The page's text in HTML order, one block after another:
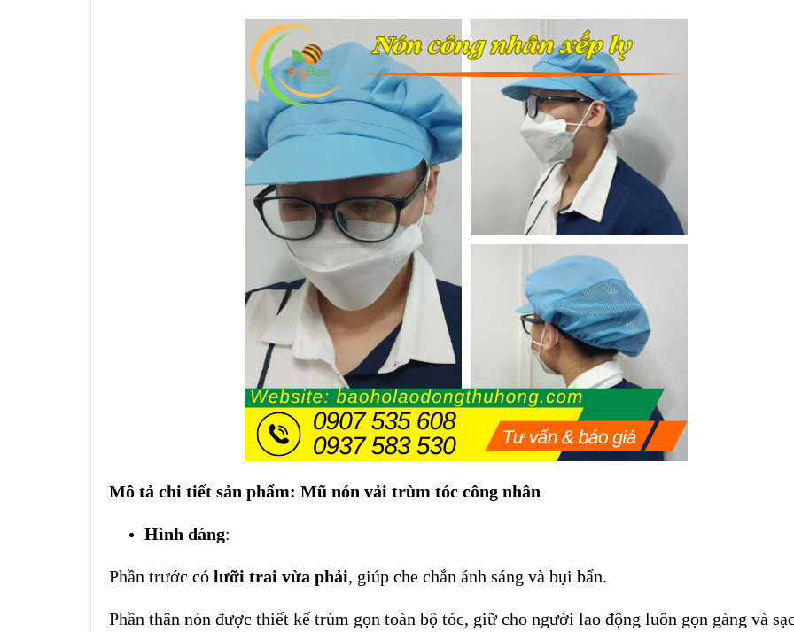
Mô tả chi tiết sản phẩm: Mũ nón vải trùm tóc công nhân
Hình dáng:
Phần trước có lưỡi trai vừa phải, giúp che chắn ánh sáng và bụi bẩn.
Phần thân nón được thiết kế trùm gọn toàn bộ tóc, giữ cho người lao động luôn gọn gàng và